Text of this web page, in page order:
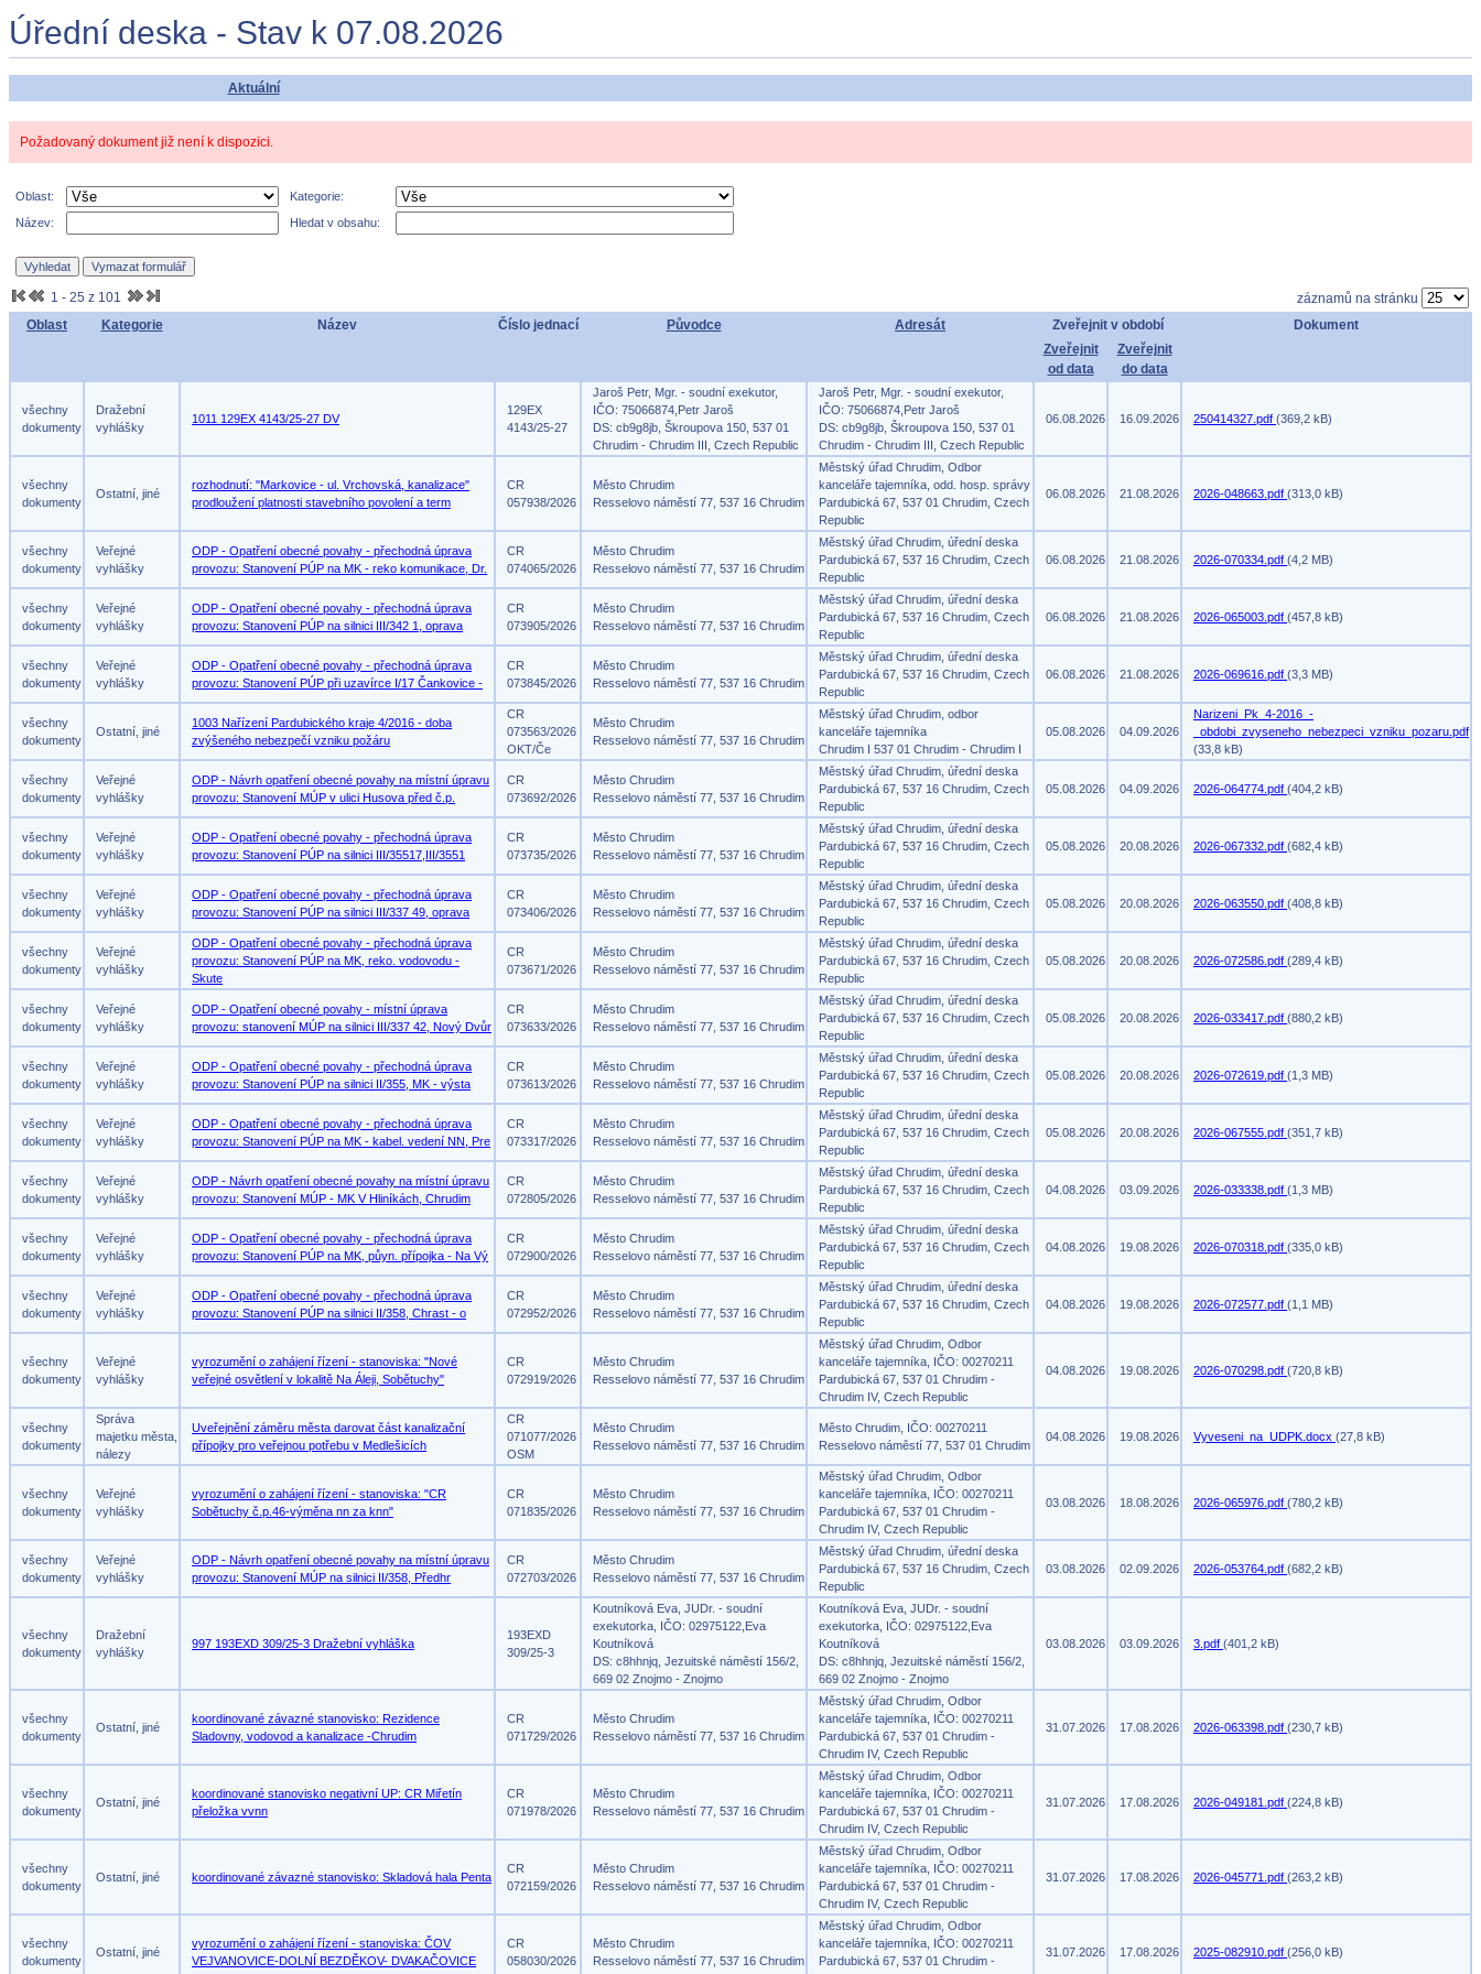
Úřední deska - Stav k 07.08.2026
Aktuální
Požadovaný dokument již není k dispozici.
Oblast:
Kategorie:
Název:
Hledat v obsahu:
1 - 25 z 101
záznamů na stránku
Oblast
Kategorie Název Číslo jednací Původce Adresát Zveřejnit v období
Dokument
Zveřejnit
od data
Zveřejnit
do data
všechny
dokumenty
Dražební
vyhlášky
1011 129EX 4143/25-27 DV
129EX
4143/25-27
Jaroš Petr, Mgr. - soudní exekutor,
IČO: 75066874,Petr Jaroš
DS: cb9g8jb, Škroupova 150, 537 01
Chrudim - Chrudim III, Czech Republic
Jaroš Petr, Mgr. - soudní exekutor,
IČO: 75066874,Petr Jaroš
DS: cb9g8jb, Škroupova 150, 537 01
Chrudim - Chrudim III, Czech Republic
06.08.2026 16.09.2026 250414327.pdf (369,2 kB)
všechny
dokumenty
Ostatní, jiné
rozhodnutí: "Markovice - ul. Vrchovská, kanalizace"
prodloužení platnosti stavebního povolení a term
CR
057938/2026
Město Chrudim
Resselovo náměstí 77, 537 16 Chrudim
Městský úřad Chrudim, Odbor
kanceláře tajemníka, odd. hosp. správy
Pardubická 67, 537 01 Chrudim, Czech
Republic
06.08.2026 21.08.2026 2026-048663.pdf (313,0 kB)
všechny
dokumenty
Veřejné
vyhlášky
ODP - Opatření obecné povahy - přechodná úprava
provozu: Stanovení PÚP na MK - reko komunikace, Dr.
CR
074065/2026
Město Chrudim
Resselovo náměstí 77, 537 16 Chrudim
Městský úřad Chrudim, úřední deska
Pardubická 67, 537 16 Chrudim, Czech
Republic
06.08.2026 21.08.2026 2026-070334.pdf (4,2 MB)
všechny
dokumenty
Veřejné
vyhlášky
ODP - Opatření obecné povahy - přechodná úprava
provozu: Stanovení PÚP na silnici III/342 1, oprava
CR
073905/2026
Město Chrudim
Resselovo náměstí 77, 537 16 Chrudim
Městský úřad Chrudim, úřední deska
Pardubická 67, 537 16 Chrudim, Czech
Republic
06.08.2026 21.08.2026 2026-065003.pdf (457,8 kB)
všechny
dokumenty
Veřejné
vyhlášky
ODP - Opatření obecné povahy - přechodná úprava
provozu: Stanovení PÚP při uzavírce I/17 Čankovice -
CR
073845/2026
Město Chrudim
Resselovo náměstí 77, 537 16 Chrudim
Městský úřad Chrudim, úřední deska
Pardubická 67, 537 16 Chrudim, Czech
Republic
06.08.2026 21.08.2026 2026-069616.pdf (3,3 MB)
všechny
dokumenty
Ostatní, jiné
1003 Nařízení Pardubického kraje 4/2016 - doba
zvýšeného nebezpečí vzniku požáru
CR
073563/2026
OKT/Če
Město Chrudim
Resselovo náměstí 77, 537 16 Chrudim
Městský úřad Chrudim, odbor
kanceláře tajemníka
Chrudim I 537 01 Chrudim - Chrudim I
05.08.2026 04.09.2026
Narizeni_Pk_4-2016_-
_obdobi_zvyseneho_nebezpeci_vzniku_pozaru.pdf
(33,8 kB)
všechny
dokumenty
Veřejné
vyhlášky
ODP - Návrh opatření obecné povahy na místní úpravu
provozu: Stanovení MÚP v ulici Husova před č.p.
CR
073692/2026
Město Chrudim
Resselovo náměstí 77, 537 16 Chrudim
Městský úřad Chrudim, úřední deska
Pardubická 67, 537 16 Chrudim, Czech
Republic
05.08.2026 04.09.2026 2026-064774.pdf (404,2 kB)
všechny
dokumenty
Veřejné
vyhlášky
ODP - Opatření obecné povahy - přechodná úprava
provozu: Stanovení PÚP na silnici III/35517,III/3551
CR
073735/2026
Město Chrudim
Resselovo náměstí 77, 537 16 Chrudim
Městský úřad Chrudim, úřední deska
Pardubická 67, 537 16 Chrudim, Czech
Republic
05.08.2026 20.08.2026 2026-067332.pdf (682,4 kB)
všechny
dokumenty
Veřejné
vyhlášky
ODP - Opatření obecné povahy - přechodná úprava
provozu: Stanovení PÚP na silnici III/337 49, oprava
CR
073406/2026
Město Chrudim
Resselovo náměstí 77, 537 16 Chrudim
Městský úřad Chrudim, úřední deska
Pardubická 67, 537 16 Chrudim, Czech
Republic
05.08.2026 20.08.2026 2026-063550.pdf (408,8 kB)
všechny
dokumenty
Veřejné
vyhlášky
ODP - Opatření obecné povahy - přechodná úprava
provozu: Stanovení PÚP na MK, reko. vodovodu -
Skute
CR
073671/2026
Město Chrudim
Resselovo náměstí 77, 537 16 Chrudim
Městský úřad Chrudim, úřední deska
Pardubická 67, 537 16 Chrudim, Czech
Republic
05.08.2026 20.08.2026 2026-072586.pdf (289,4 kB)
všechny
dokumenty
Veřejné
vyhlášky
ODP - Opatření obecné povahy - místní úprava
provozu: stanovení MÚP na silnici III/337 42, Nový Dvůr
CR
073633/2026
Město Chrudim
Resselovo náměstí 77, 537 16 Chrudim
Městský úřad Chrudim, úřední deska
Pardubická 67, 537 16 Chrudim, Czech
Republic
05.08.2026 20.08.2026 2026-033417.pdf (880,2 kB)
všechny
dokumenty
Veřejné
vyhlášky
ODP - Opatření obecné povahy - přechodná úprava
provozu: Stanovení PÚP na silnici II/355, MK - výsta
CR
073613/2026
Město Chrudim
Resselovo náměstí 77, 537 16 Chrudim
Městský úřad Chrudim, úřední deska
Pardubická 67, 537 16 Chrudim, Czech
Republic
05.08.2026 20.08.2026 2026-072619.pdf (1,3 MB)
všechny
dokumenty
Veřejné
vyhlášky
ODP - Opatření obecné povahy - přechodná úprava
provozu: Stanovení PÚP na MK - kabel. vedení NN, Pre
CR
073317/2026
Město Chrudim
Resselovo náměstí 77, 537 16 Chrudim
Městský úřad Chrudim, úřední deska
Pardubická 67, 537 16 Chrudim, Czech
Republic
05.08.2026 20.08.2026 2026-067555.pdf (351,7 kB)
všechny
dokumenty
Veřejné
vyhlášky
ODP - Návrh opatření obecné povahy na místní úpravu
provozu: Stanovení MÚP - MK V Hliníkách, Chrudim
CR
072805/2026
Město Chrudim
Resselovo náměstí 77, 537 16 Chrudim
Městský úřad Chrudim, úřední deska
Pardubická 67, 537 16 Chrudim, Czech
Republic
04.08.2026 03.09.2026 2026-033338.pdf (1,3 MB)
všechny
dokumenty
Veřejné
vyhlášky
ODP - Opatření obecné povahy - přechodná úprava
provozu: Stanovení PÚP na MK, půyn. přípojka - Na Vý
CR
072900/2026
Město Chrudim
Resselovo náměstí 77, 537 16 Chrudim
Městský úřad Chrudim, úřední deska
Pardubická 67, 537 16 Chrudim, Czech
Republic
04.08.2026 19.08.2026 2026-070318.pdf (335,0 kB)
všechny
dokumenty
Veřejné
vyhlášky
ODP - Opatření obecné povahy - přechodná úprava
provozu: Stanovení PÚP na silnici II/358, Chrast - o
CR
072952/2026
Město Chrudim
Resselovo náměstí 77, 537 16 Chrudim
Městský úřad Chrudim, úřední deska
Pardubická 67, 537 16 Chrudim, Czech
Republic
04.08.2026 19.08.2026 2026-072577.pdf (1,1 MB)
všechny
dokumenty
Veřejné
vyhlášky
vyrozumění o zahájení řízení - stanoviska: "Nové
veřejné osvětlení v lokalitě Na Áleji, Sobětuchy"
CR
072919/2026
Město Chrudim
Resselovo náměstí 77, 537 16 Chrudim
Městský úřad Chrudim, Odbor
kanceláře tajemníka, IČO: 00270211
Pardubická 67, 537 01 Chrudim -
Chrudim IV, Czech Republic
04.08.2026 19.08.2026 2026-070298.pdf (720,8 kB)
všechny
dokumenty
Správa
majetku města,
nálezy
Uveřejnění záměru města darovat část kanalizační
přípojky pro veřejnou potřebu v Medlešicích
CR
071077/2026
OSM
Město Chrudim
Resselovo náměstí 77, 537 16 Chrudim
Město Chrudim, IČO: 00270211
Resselovo náměstí 77, 537 01 Chrudim
04.08.2026 19.08.2026 Vyveseni_na_UDPK.docx (27,8 kB)
všechny
dokumenty
Veřejné
vyhlášky
vyrozumění o zahájení řízení - stanoviska: "CR
Sobětuchy č.p.46-výměna nn za knn"
CR
071835/2026
Město Chrudim
Resselovo náměstí 77, 537 16 Chrudim
Městský úřad Chrudim, Odbor
kanceláře tajemníka, IČO: 00270211
Pardubická 67, 537 01 Chrudim -
Chrudim IV, Czech Republic
03.08.2026 18.08.2026 2026-065976.pdf (780,2 kB)
všechny
dokumenty
Veřejné
vyhlášky
ODP - Návrh opatření obecné povahy na místní úpravu
provozu: Stanovení MÚP na silnici II/358, Předhr
CR
072703/2026
Město Chrudim
Resselovo náměstí 77, 537 16 Chrudim
Městský úřad Chrudim, úřední deska
Pardubická 67, 537 16 Chrudim, Czech
Republic
03.08.2026 02.09.2026 2026-053764.pdf (682,2 kB)
všechny
dokumenty
Dražební
vyhlášky
997 193EXD 309/25-3 Dražební vyhláška
193EXD
309/25-3
Koutníková Eva, JUDr. - soudní
exekutorka, IČO: 02975122,Eva
Koutníková
DS: c8hhnjq, Jezuitské náměstí 156/2,
669 02 Znojmo - Znojmo
Koutníková Eva, JUDr. - soudní
exekutorka, IČO: 02975122,Eva
Koutníková
DS: c8hhnjq, Jezuitské náměstí 156/2,
669 02 Znojmo - Znojmo
03.08.2026 03.09.2026 3.pdf (401,2 kB)
všechny
dokumenty
Ostatní, jiné
koordinované závazné stanovisko: Rezidence
Sladovny, vodovod a kanalizace -Chrudim
CR
071729/2026
Město Chrudim
Resselovo náměstí 77, 537 16 Chrudim
Městský úřad Chrudim, Odbor
kanceláře tajemníka, IČO: 00270211
Pardubická 67, 537 01 Chrudim -
Chrudim IV, Czech Republic
31.07.2026 17.08.2026 2026-063398.pdf (230,7 kB)
všechny
dokumenty
Ostatní, jiné
koordinované stanovisko negativní UP: CR Miřetín
přeložka vvnn
CR
071978/2026
Město Chrudim
Resselovo náměstí 77, 537 16 Chrudim
Městský úřad Chrudim, Odbor
kanceláře tajemníka, IČO: 00270211
Pardubická 67, 537 01 Chrudim -
Chrudim IV, Czech Republic
31.07.2026 17.08.2026 2026-049181.pdf (224,8 kB)
všechny
dokumenty
Ostatní, jiné koordinované závazné stanovisko: Skladová hala Penta
CR
072159/2026
Město Chrudim
Resselovo náměstí 77, 537 16 Chrudim
Městský úřad Chrudim, Odbor
kanceláře tajemníka, IČO: 00270211
Pardubická 67, 537 01 Chrudim -
Chrudim IV, Czech Republic
31.07.2026 17.08.2026 2026-045771.pdf (263,2 kB)
všechny
dokumenty
Ostatní, jiné
vyrozumění o zahájení řízení - stanoviska: ČOV
VEJVANOVICE-DOLNÍ BEZDĚKOV- DVAKAČOVICE
CR
058030/2026
Město Chrudim
Resselovo náměstí 77, 537 16 Chrudim
Městský úřad Chrudim, Odbor
kanceláře tajemníka, IČO: 00270211
Pardubická 67, 537 01 Chrudim -
31.07.2026 17.08.2026 2025-082910.pdf (256,0 kB)